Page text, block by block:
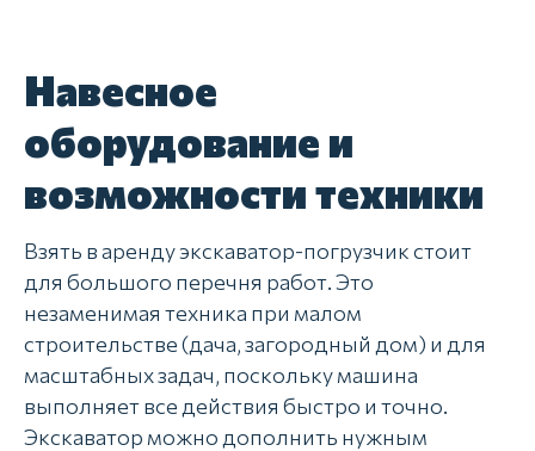
Навесное
оборудование и
возможности техники
Взять в аренду экскаватор-погрузчик стоит
для большого перечня работ. Это
незаменимая техника при малом
строительстве (дача, загородный дом) и для
масштабных задач, поскольку машина
выполняет все действия быстро и точно.
Экскаватор можно дополнить нужным